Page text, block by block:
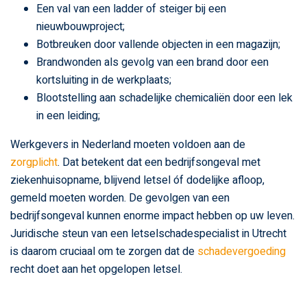
Een val van een ladder of steiger bij een
nieuwbouwproject;
Botbreuken door vallende objecten in een magazijn;
Brandwonden als gevolg van een brand door een
kortsluiting in de werkplaats;
Blootstelling aan schadelijke chemicaliën door een lek
in een leiding;
Werkgevers in Nederland moeten voldoen aan de
zorgplicht. Dat betekent dat een bedrijfsongeval met
ziekenhuisopname, blijvend letsel óf dodelijke afloop,
gemeld moeten worden. De gevolgen van een
bedrijfsongeval kunnen enorme impact hebben op uw leven.
Juridische steun van een letselschadespecialist in Utrecht
is daarom cruciaal om te zorgen dat de schadevergoeding
recht doet aan het opgelopen letsel.